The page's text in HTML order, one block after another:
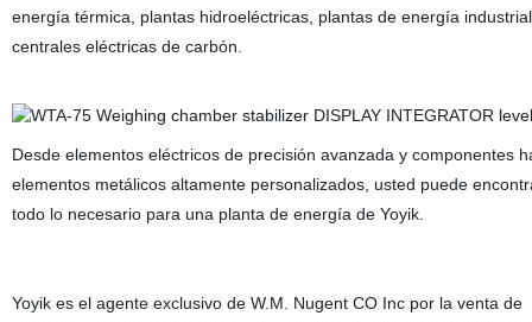
energía térmica, plantas hidroeléctricas, plantas de energía
centrales eléctricas de carbón.
Desde elementos eléctricos de precisión avanzada y componentes
elementos metálicos altamente personalizados, usted puede
todo lo necesario para una planta de energía de Yoyik.
Yoyik es el agente exclusivo de W.M. Nugent CO Inc por la venta de